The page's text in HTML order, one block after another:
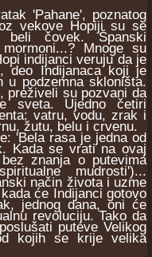
'Pahane', poznatog
vekove Hopiji su se
čovek. Španski
Mnoge su
indijanci veruju da je
deo Indijanaca koji je
u podzemna skloništa.
preživeli su pozvani da
sveta. Ujedno četiri
vatru, vodu, zrak i
žutu, belu i crvenu.
'Bela rasa je jedna od
Kada se vrati na ovaj
znanja o putevima
mudrosti')...
način života i uzme
će Indijanci gotovo
jednog dana, oni će
revoluciju. Tako da
puteve Velikog
kojih se krije velika